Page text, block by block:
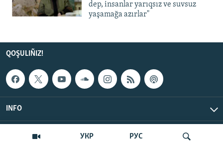
УКР РУС
dep, insanlar yarıqsız ve suvsuz
yaşamağa azırlar"
QOŞULIÑIZ!
INFO
© Qırım.Aqiqat, 2026 | All Rights Reserved.